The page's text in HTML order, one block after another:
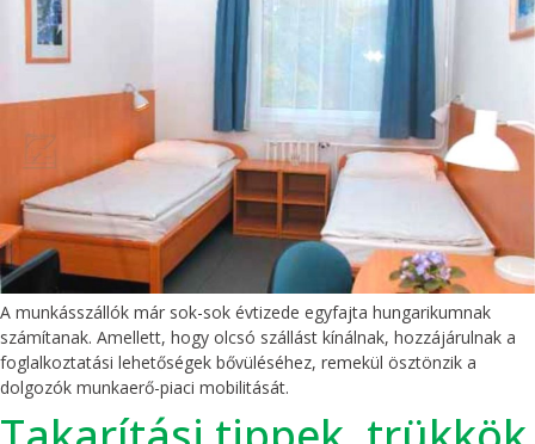
A munkásszállók már sok-sok évtizede egyfajta hungarikumnak
számítanak. Amellett, hogy olcsó szállást kínálnak, hozzájárulnak a
foglalkoztatási lehetőségek bővüléséhez, remekül ösztönzik a
dolgozók munkaerő-piaci mobilitását.